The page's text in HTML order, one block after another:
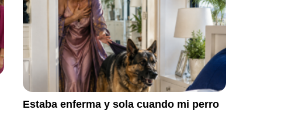
Estaba enferma y sola cuando mi perro